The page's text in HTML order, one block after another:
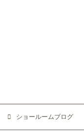
ショールームブログ